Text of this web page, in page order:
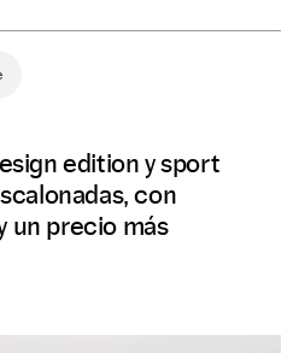
edition y sport
con
un precio más